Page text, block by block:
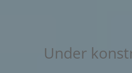
Under